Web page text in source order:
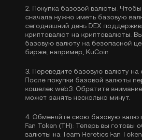
2. Покупка базовой валюты: Чтобы
сначала нужно иметь базовую
сегодняшний день DEX
криптовалют на криптовалюты.
базовую валюту на безопасной
бирже, например, KuCoin.
3. Переведите базовую валюту на
После покупки базовой валюты
кошелек web3. Обратите
может занять несколько минут.
4. Обменяйте свою базовую
Fan Token (TH): Теперь вы готовы
валюты на Team Heretics Fan Token